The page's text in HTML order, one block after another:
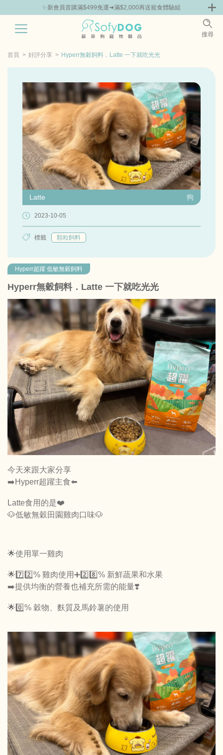
✨新會員首購滿$499免運➜滿$2,000再送寵食體驗組
搜尋
零食專區 飼料 | 凍乾優惠組 主食罐 | 餐包優惠
首頁 好評分享 Hyperr無穀飼料．Latte 一下就吃光光
Latte 狗
2023-10-05
標籤 顆粒飼料
Hyperr超躍 低敏無穀飼料
Hyperr無穀飼料．Latte 一下就吃光光
今天來跟大家分享
➡️Hyperr超躍主食⬅️
Latte食用的是❤️
🐶低敏無穀田園雞肉口味🐶
🌟使用單一雞肉
🌟7️⃣2️⃣% 雞肉使用➕2️⃣8️⃣% 新鮮蔬果和水果
➡️提供均衡的營養也補充所需的能量❣️
🌟0️⃣% 穀物、麩質及馬鈴薯的使用